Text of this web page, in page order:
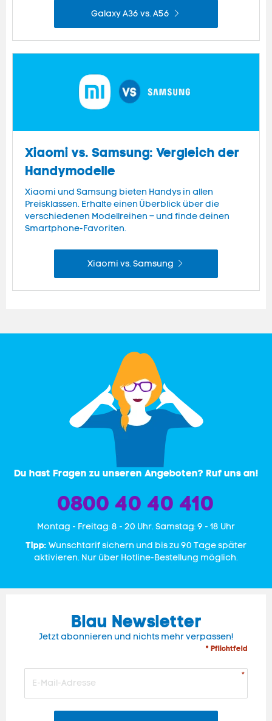
Galaxy A36 vs. A56
Xiaomi vs. Samsung: Vergleich der
Handymodelle
Xiaomi und Samsung bieten Handys in allen
Preisklassen. Erhalte einen Überblick über die
verschiedenen Modellreihen – und finde deinen
Smartphone-Favoriten.
Xiaomi vs. Samsung
Du hast Fragen zu unseren Angeboten? Ruf uns an!
0800 40 40 410
Mon­tag - Freitag: 8 - 20 Uhr. Samstag: 9 - 18 Uhr
Tipp: Wunschtarif sichern und bis zu 90 Tage später
aktivieren. Nur über Hotline-Bestellung möglich.
Blau Newsletter
Jetzt abonnieren und nichts mehr verpassen!
* Pflichtfeld